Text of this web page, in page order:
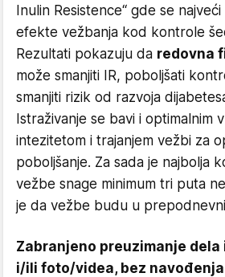
Inulin Resistence“ gde se
efekte vežbanja kod kontrole
Rezultati pokazuju da redovna
može smanjiti IR, poboljšati
smanjiti rizik od razvoja
Istraživanje se bavi i optimalnim
intezitetom i trajanjem vežbi za
poboljšanje. Za sada je najbolja
vežbe snage minimum tri puta
je da vežbe budu u
Zabranjeno preuzimanje
i/ili foto/videa, bez